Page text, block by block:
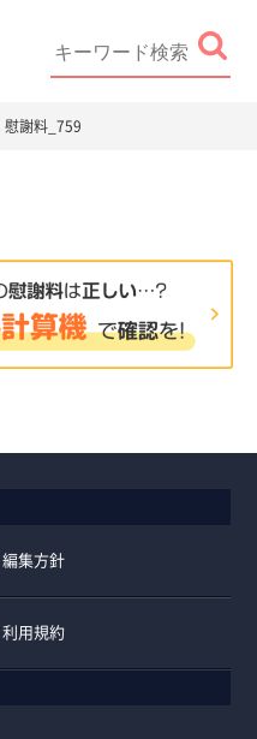
慰謝料_759
編集方針
利用規約